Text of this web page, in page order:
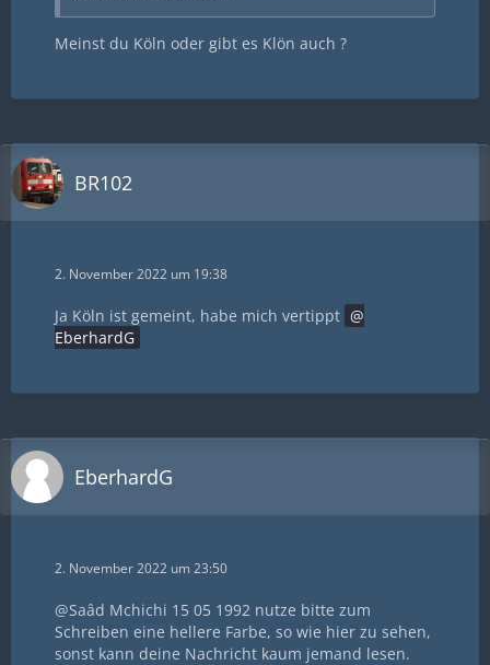
Meinst du Köln oder gibt es Klön auch ?
BR102
2. November 2022 um 19:38
Ja Köln ist gemeint, habe mich vertippt
EberhardG
EberhardG
2. November 2022 um 23:50
@Saâd Mchichi 15 05 1992 nutze bitte zum
Schreiben eine hellere Farbe, so wie hier zu sehen,
sonst kann deine Nachricht kaum jemand lesen.